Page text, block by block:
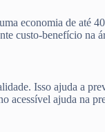
economia de até
custo-benefício na
Isso ajuda a
acessível ajuda na